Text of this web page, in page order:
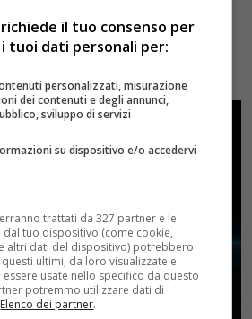
4 Agosto 2026il tuo consenso per
tuoi dati personali per:
personalizzati, misurazione
dei contenuti e degli annunci,
sviluppo di servizi
su dispositivo e/o accedervi
trattati da 327 partner e le
tuo dispositivo (come cookie,
altri dati del dispositivo) potrebbero
ultimi, da loro visualizzate e
usate nello specifico da questo
potremmo utilizzare dati di
Elenco dei partner.